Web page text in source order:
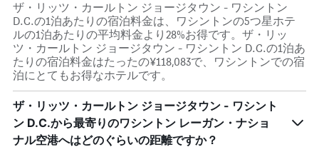
ザ・リッツ・カールトン ジョージタウン - ワシントン
D.C.の1泊あたりの宿泊料金は、ワシントンの5つ星ホテ
ルの1泊あたりの平均料金より28%お得です。ザ・リッ
ツ・カールトン ジョージタウン - ワシントン D.C.の1泊あ
たりの宿泊料金はたったの¥118,083で、ワシントンでの宿
泊にとてもお得なホテルです。
ザ・リッツ・カールトン ジョージタウン - ワシント
ン D.C.から最寄りのワシントン レーガン・ナショ
ナル空港へはどのぐらいの距離ですか？